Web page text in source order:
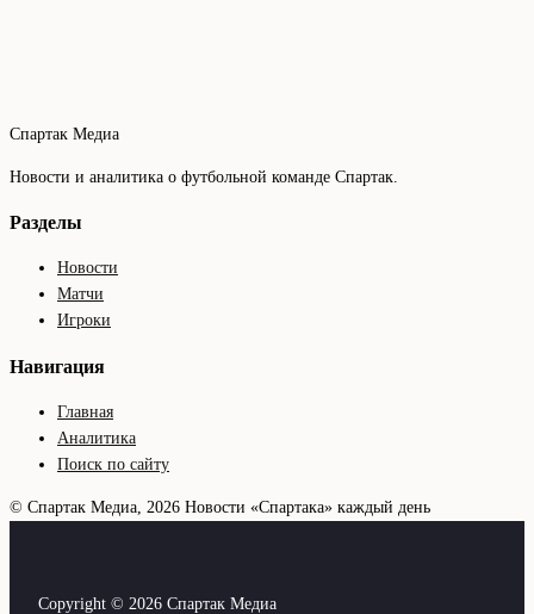
Спартак Медиа
Новости и аналитика о футбольной команде Спартак.
Разделы
Новости
Матчи
Игроки
Навигация
Главная
Аналитика
Поиск по сайту
© Спартак Медиа, 2026 Новости «Спартака» каждый день
Copyright © 2026 Спартак Медиа